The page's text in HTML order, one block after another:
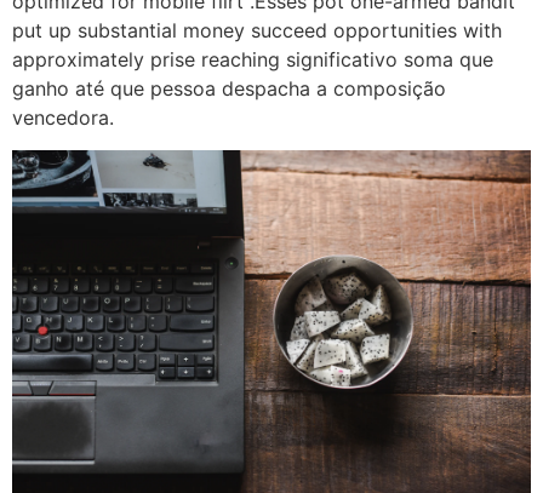
put up substantial money succeed opportunities with
approximately prise reaching significativo soma que
ganho até que pessoa despacha a composição
vencedora.